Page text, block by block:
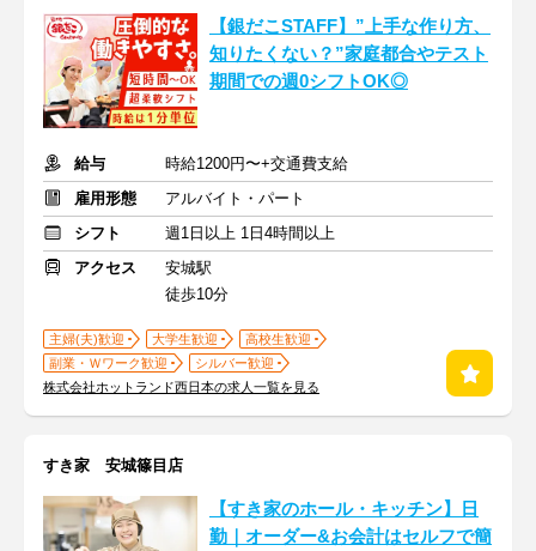
【銀だこSTAFF】”上手な作り方、
知りたくない？”家庭都合やテスト
期間での週0シフトOK◎
給与
時給1200円〜+交通費支給
雇用形態
アルバイト・パート
シフト
週1日以上 1日4時間以上
アクセス
安城駅
徒歩10分
主婦(夫)歓迎 大学生歓迎
高校生歓迎
副業・Ｗワーク歓迎
シルバー歓迎
株式会社ホットランド西日本の求人一覧を見る
すき家 安城篠目店
【すき家のホール・キッチン】日
勤｜オーダー&お会計はセルフで簡